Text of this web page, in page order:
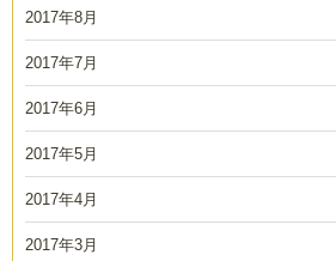
2017年8月
2017年7月
2017年6月
2017年5月
2017年4月
2017年3月